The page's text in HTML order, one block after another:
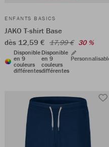
ENFANTS BASICS
JAKO T-shirt Base
dès 12,59 € 17,99 € 30 %
Disponible
en 9
couleurs
différentes
Disponible
en 9
couleurs
différentes